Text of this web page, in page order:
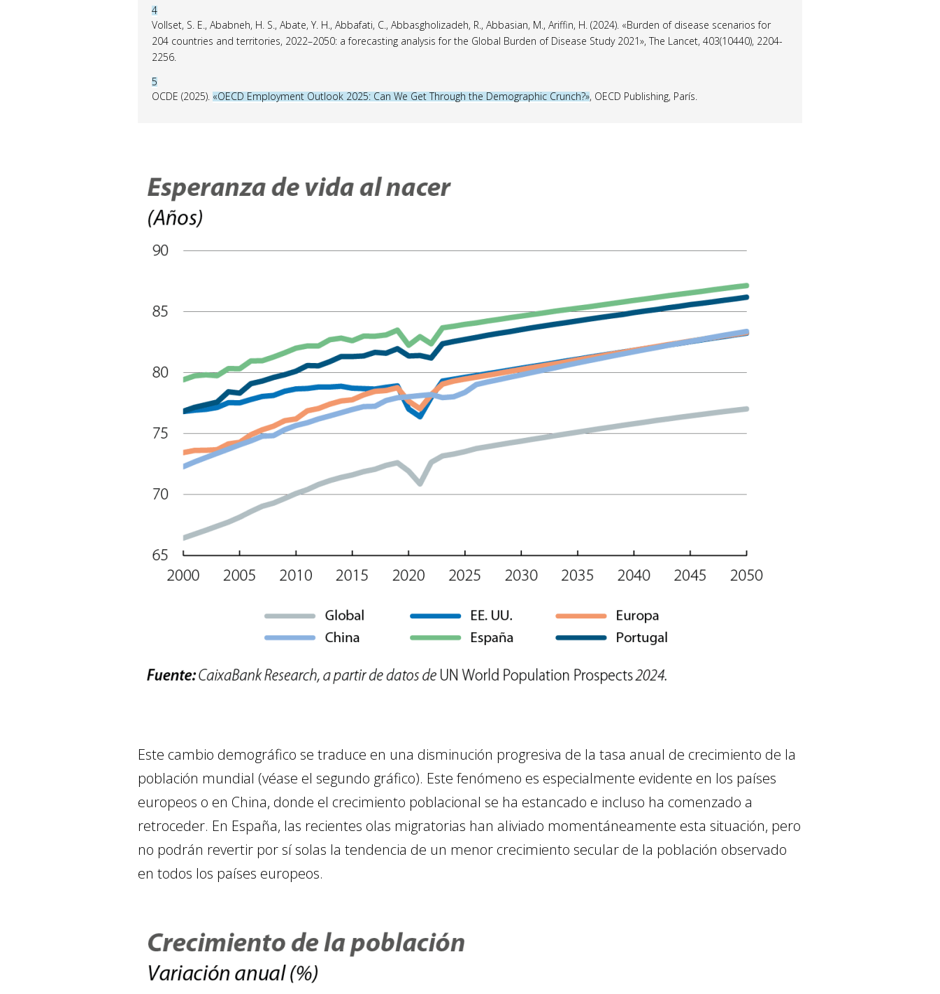
4
Vollset, S. E., Ababneh, H. S., Abate, Y. H., Abbafati, C., Abbasgholizadeh, R., Abbasian, M., Ariffin, H. (2024). «Burden of disease scenarios for
204 countries and territories, 2022–2050: a forecasting analysis for the Global Burden of Disease Study 2021», The Lancet, 403(10440), 2204-
2256.
5
OCDE (2025). «OECD Employment Outlook 2025: Can We Get Through the Demographic Crunch?», OECD Publishing, París.
Este cambio demográfico se traduce en una disminución progresiva de la tasa anual de crecimiento de la
población mundial (véase el segundo gráfico). Este fenómeno es especialmente evidente en los países
europeos o en China, donde el crecimiento poblacional se ha estancado e incluso ha comenzado a
retroceder. En España, las recientes olas migratorias han aliviado momentáneamente esta situación, pero
no podrán revertir por sí solas la tendencia de un menor crecimiento secular de la población observado
en todos los países europeos.